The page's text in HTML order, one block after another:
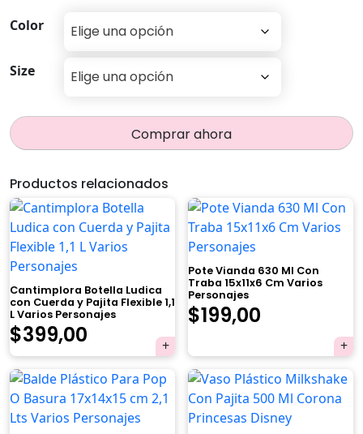
Color
Size
Comprar ahora
Productos relacionados
Cantimplora Botella Ludica
con Cuerda y Pajita Flexible 1,1
L Varios Personajes
$399,00
Pote Vianda 630 Ml Con
Traba 15x11x6 Cm Varios
Personajes
$199,00
×